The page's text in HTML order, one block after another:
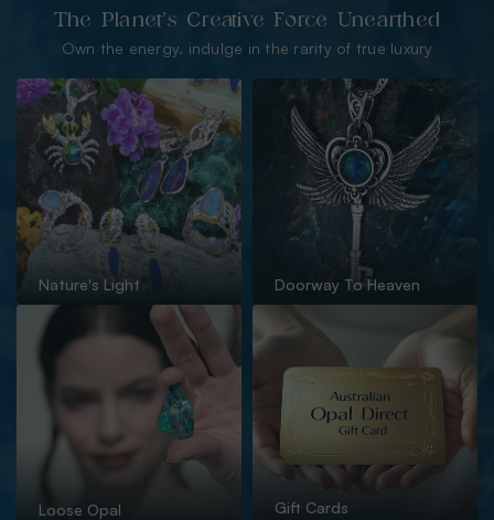
The Planet’s Creative Force Unearthed
Own the energy. indulge in the rarity of true luxury
Nature's Light Doorway To Heaven
Loose Opal Gift Cards